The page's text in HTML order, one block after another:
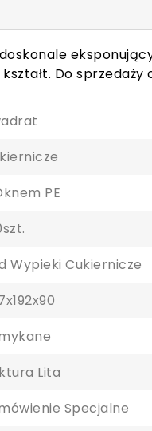
Do
PE
Wypieki Cukiernicze
Lita
Specjalne
musisz się zalogować.